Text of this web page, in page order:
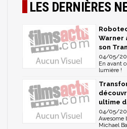
LES DERNIÈRES
Warner
son
04/05/
En avant
lumière !
ultime
04/05/
Awesome
Michael